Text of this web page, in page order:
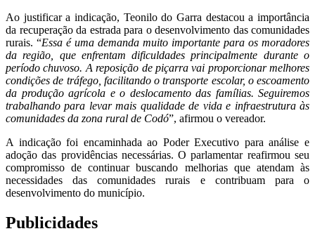
Ao justificar a indicação, Teonilo do Garra destacou a importância
da recuperação da estrada para o desenvolvimento das comunidades
rurais. “Essa é uma demanda muito importante para os moradores
da região, que enfrentam dificuldades principalmente durante o
período chuvoso. A reposição de piçarra vai proporcionar melhores
condições de tráfego, facilitando o transporte escolar, o escoamento
da produção agrícola e o deslocamento das famílias. Seguiremos
trabalhando para levar mais qualidade de vida e infraestrutura às
comunidades da zona rural de Codó”, afirmou o vereador.
A indicação foi encaminhada ao Poder Executivo para análise e
adoção das providências necessárias. O parlamentar reafirmou seu
compromisso de continuar buscando melhorias que atendam às
necessidades das comunidades rurais e contribuam para o
desenvolvimento do município.
Publicidades